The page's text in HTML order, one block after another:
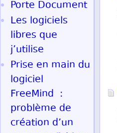
Porte Document
Les logiciels
libres que
j’utilise
Prise en main du
logiciel
FreeMind :
problème de
création d’un